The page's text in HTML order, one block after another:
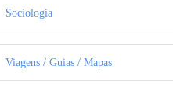
Sociologia
Viagens / Guias / Mapas